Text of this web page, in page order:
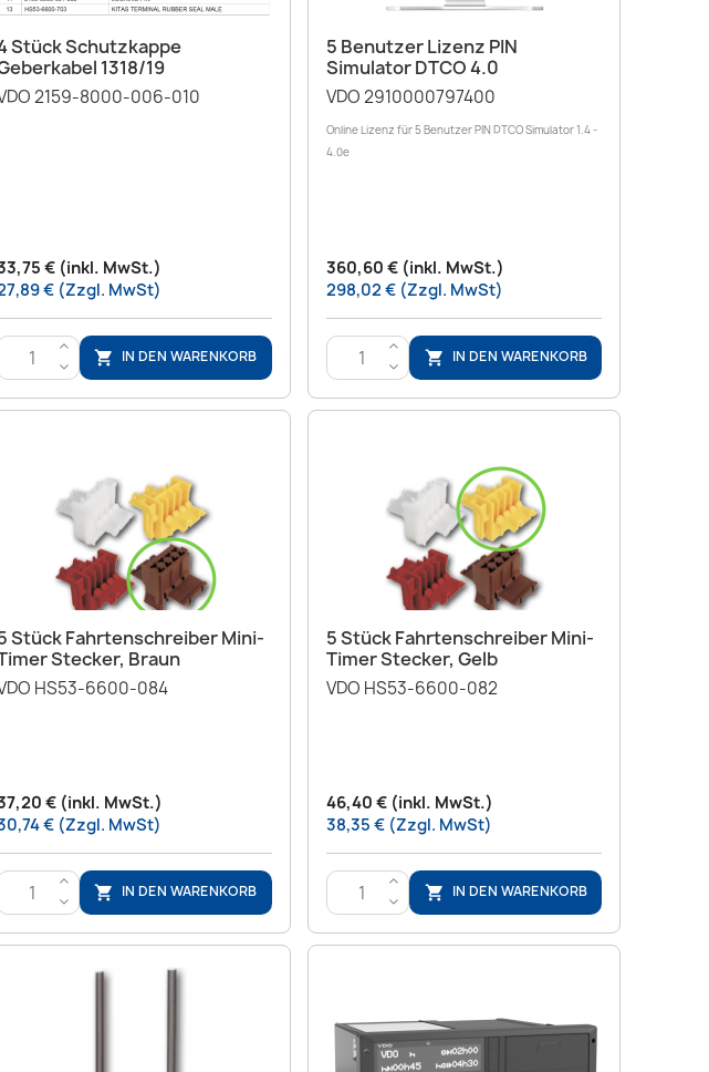
Vorschau
Stück Schutzkappe
1318/19
2159-8000-006-010
€ (inkl. MwSt.)
€ (Zzgl. MwSt)
>
<
 IN DEN WARENKORB
 Vorschau
5 Benutzer Lizenz PIN
Simulator DTCO 4.0
VDO 2910000797400
Online Lizenz für 5 Benutzer PIN DTCO Simulator 1.4 -
4.0e
360,60 € (inkl. MwSt.)
298,02 € (Zzgl. MwSt)
>
<
 IN DEN WARENKORB
Vorschau
Stück Fahrtenschreiber Mini-
Stecker, Braun
HS53-6600-084
€ (inkl. MwSt.)
€ (Zzgl. MwSt)
>
<
 IN DEN WARENKORB
Vorschau
5 Stück Fahrtenschreiber Mini-
Timer Stecker, Gelb
VDO HS53-6600-082
46,40 € (inkl. MwSt.)
38,35 € (Zzgl. MwSt)
>
<
 IN DEN WARENKORB